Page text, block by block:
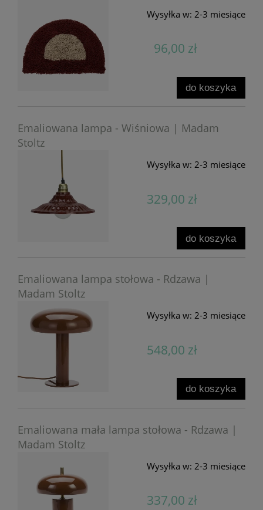
Wysyłka w: 2-3 miesiące
96,00 zł
do koszyka
Emaliowana lampa - Wiśniowa | Madam
Stoltz
Wysyłka w: 2-3 miesiące
329,00 zł
do koszyka
Emaliowana lampa stołowa - Rdzawa |
Madam Stoltz
Wysyłka w: 2-3 miesiące
548,00 zł
do koszyka
Emaliowana mała lampa stołowa - Rdzawa |
Madam Stoltz
Wysyłka w: 2-3 miesiące
337,00 zł